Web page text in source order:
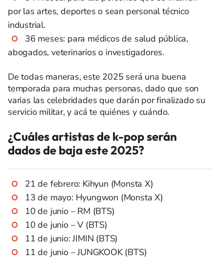
por las artes, deportes o sean personal técnico
industrial.
36 meses: para médicos de salud pública,
abogados, veterinarios o investigadores.
De todas maneras, este 2025 será una buena
temporada para muchas personas, dado que son
varias las celebridades que darán por finalizado su
servicio militar, y acá te quiénes y cuándo.
¿Cuáles artistas de k-pop serán
dados de baja este 2025?
21 de febrero: Kihyun (Monsta X)
13 de mayo: Hyungwon (Monsta X)
10 de junio – RM (BTS)
10 de junio – V (BTS)
11 de junio: JIMIN (BTS)
11 de junio – JUNGKOOK (BTS)